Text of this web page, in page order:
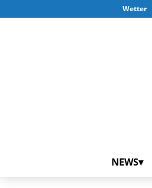
Wetter
NEWS